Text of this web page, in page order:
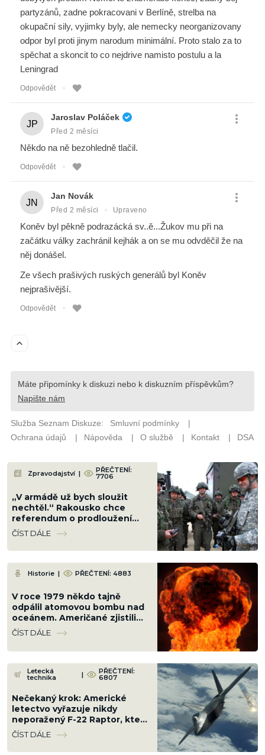
Zpravodajství | PŘEČTENÍ:
7706
„V armádě už bych sloužit
nechtěl.“ Rakousko chce
referendum o prodloužení
základní vojenské služby
ČÍST DÁLE
Historie | PŘEČTENÍ: 4883
V roce 1979 někdo tajně
odpálil atomovou bombu nad
oceánem. Američané zjistili
kdo, ale svět se to nesměl
dozvědět
ČÍST DÁLE
Letecká
technika | PŘEČTENÍ:
6807
Nečekaný krok: Americké
letectvo vyřazuje nikdy
neporažený F-22 Raptor, který
zničí jakékoliv letadlo světa
ČÍST DÁLE